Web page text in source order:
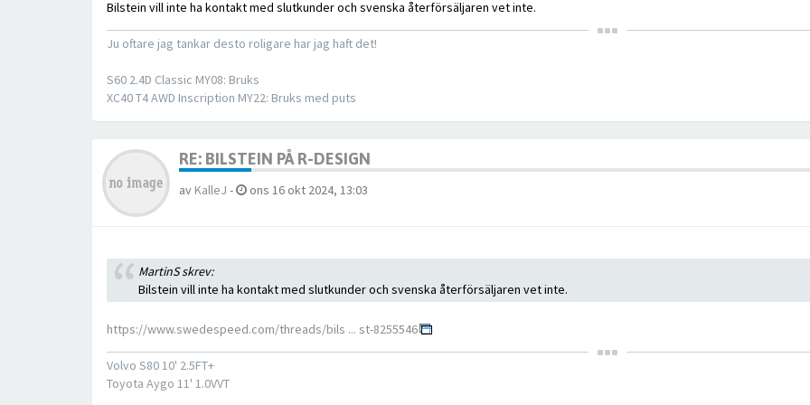
Bilstein vill inte ha kontakt med slutkunder och svenska återförsäljaren vet inte.
Ju oftare jag tankar desto roligare har jag haft det!
S60 2.4D Classic MY08: Bruks
XC40 T4 AWD Inscription MY22: Bruks med puts
RE: BILSTEIN PÅ R-DESIGN
av KalleJ - ons 16 okt 2024, 13:03
MartinS skrev:
Bilstein vill inte ha kontakt med slutkunder och svenska återförsäljaren vet inte.
https://www.swedespeed.com/threads/bils ... st-8255546
Volvo S80 10' 2.5FT+
Toyota Aygo 11' 1.0VVT